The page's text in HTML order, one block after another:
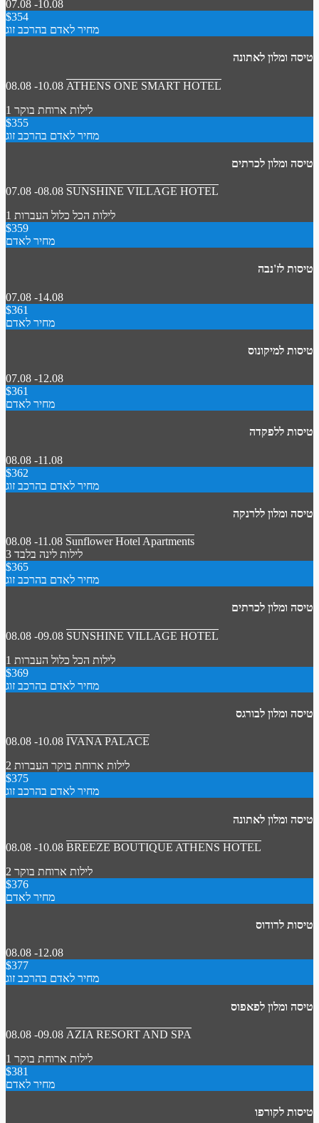
07.08 -10.08
$354
מחיר לאדם בהרכב זוג
טיסה ומלון לאתונה
08.08 -10.08 ATHENS ONE SMART HOTEL
1 לילות ארוחת בוקר
$355
מחיר לאדם בהרכב זוג
טיסה ומלון לכרתים
07.08 -08.08 SUNSHINE VILLAGE HOTEL
1 לילות הכל כלול העברות
$359
מחיר לאדם
טיסות לז'נבה
07.08 -14.08
$361
מחיר לאדם
טיסות למיקונוס
07.08 -12.08
$361
מחיר לאדם
טיסות ללפקדה
08.08 -11.08
$362
מחיר לאדם בהרכב זוג
טיסה ומלון ללרנקה
08.08 -11.08 Sunflower Hotel Apartments
3 לילות לינה בלבד
$365
מחיר לאדם בהרכב זוג
טיסה ומלון לכרתים
08.08 -09.08 SUNSHINE VILLAGE HOTEL
1 לילות הכל כלול העברות
$369
מחיר לאדם בהרכב זוג
טיסה ומלון לבורגס
08.08 -10.08 IVANA PALACE
2 לילות ארוחת בוקר העברות
$375
מחיר לאדם בהרכב זוג
טיסה ומלון לאתונה
08.08 -10.08 BREEZE BOUTIQUE ATHENS HOTEL
2 לילות ארוחת בוקר
$376
מחיר לאדם
טיסות לרודוס
08.08 -12.08
$377
מחיר לאדם בהרכב זוג
טיסה ומלון לפאפוס
08.08 -09.08 AZIA RESORT AND SPA
1 לילות ארוחת בוקר
$381
מחיר לאדם
טיסות לקורפו